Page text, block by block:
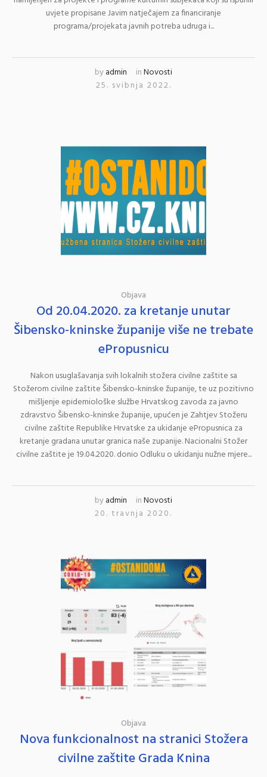
uvjete propisane Javim natječajem za financiranje
programa/projekata javnih potreba udruga i...
byadmin inNovosti
25. svibnja 2022.
Objava
Od 20.04.2020. za kretanje unutar
Šibensko-kninske županije više ne trebate
ePropusnicu
Nakon usuglašavanja svih lokalnih stožera civilne zaštite sa
Stožerom civilne zaštite Šibensko-kninske županije, te uz pozitivno
mišljenje epidemiološke službe Hrvatskog zavoda za javno
zdravstvo Šibensko-kninske županije, upućen je Zahtjev Stožeru
civilne zaštite Republike Hrvatske za ukidanje ePropusnica za
kretanje gradana unutar granica naše zupanije. Nacionalni Stožer
civilne zaštite je 19.04.2020. donio Odluku o ukidanju nužne mjere...
byadmin inNovosti
20. travnja 2020.
Objava
Nova funkcionalnost na stranici Stožera
civilne zaštite Grada Knina